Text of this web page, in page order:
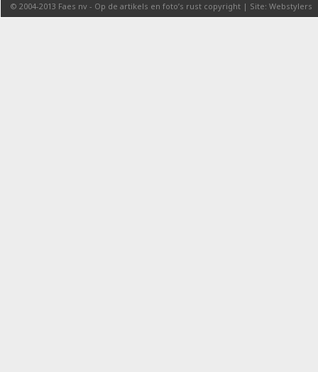
© 2004-2013 Faes nv - Op de artikels en foto’s rust copyright | Site: Webstylers